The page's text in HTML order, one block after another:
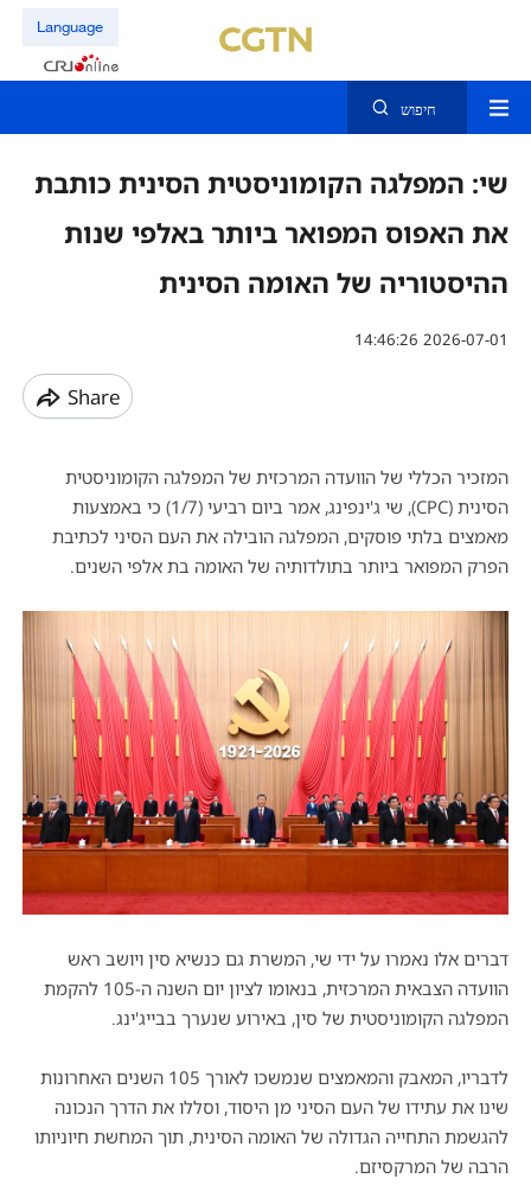
Language
חיפוש
שי: המפלגה הקומוניסטית הסינית כותבת
את האפוס המפואר ביותר באלפי שנות
ההיסטוריה של האומה הסינית
14:46:26 2026-07-01
Share
המזכיר הכללי של הוועדה המרכזית של המפלגה הקומוניסטית
הסינית (CPC
), שי ג'ינפינג, אמר ביום רביעי (1/7) כי באמצעות
מאמצים בלתי פוסקים, המפלגה הובילה את העם הסיני לכתיבת
הפרק המפואר ביותר בתולדותיה של האומה בת אלפי השנים.
דברים אלו נאמרו על ידי שי, המשרת גם כנשיא סין ויושב ראש
הוועדה הצבאית המרכזית, בנאומו לציון יום השנה ה-105 להקמת
המפלגה הקומוניסטית של סין, באירוע שנערך בבייג'ינג.
לדבריו, המאבק והמאמצים שנמשכו לאורך 105 השנים האחרונות
שינו את עתידו של העם הסיני מן היסוד, וסללו את הדרך הנכונה
להגשמת התחייה הגדולה של האומה הסינית, תוך המחשת חיוניותו
הרבה של המרקסיזם.